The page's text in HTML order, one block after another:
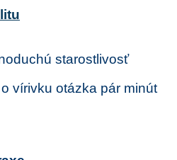
starostlivosť
vírivku otázka pár minút